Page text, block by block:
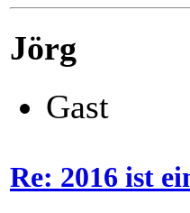
Jörg
Gast
Re: 2016 ist